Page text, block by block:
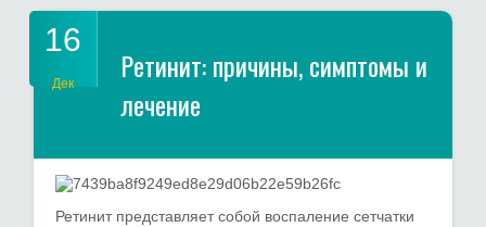
16
Дек
Ретинит: причины, симптомы и
лечение
Ретинит представляет собой воспаление сетчатки